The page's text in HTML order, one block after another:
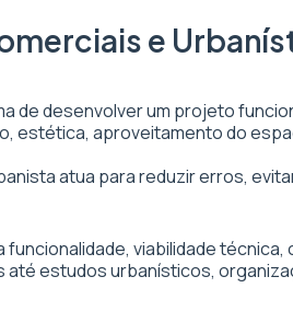
e
de desenvolver um projeto
estética, aproveitamento do
atua para reduzir erros,
viabilidade
até estudos urbanísticos,